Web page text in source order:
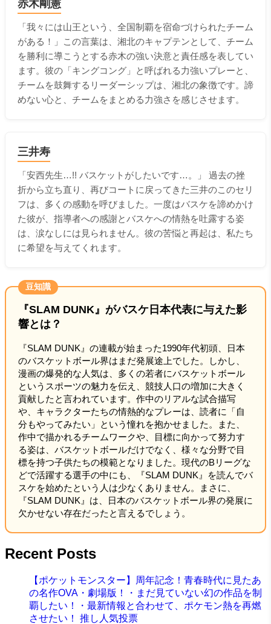
赤木剛憲
「我々には山王という、全国制覇を宿命づけられたチーム
がある！」この言葉は、湘北のキャプテンとして、チーム
を勝利に導こうとする赤木の強い決意と責任感を表してい
ます。彼の「キングコング」と呼ばれる力強いプレーと、
チームを鼓舞するリーダーシップは、湘北の象徴です。諦
めない心と、チームをまとめる力強さを感じさせます。
三井寿
「安西先生…!! バスケットがしたいです…。」 過去の挫
折から立ち直り、再びコートに戻ってきた三井のこのセリ
フは、多くの感動を呼びました。一度はバスケを諦めかけ
た彼が、指導者への感謝とバスケへの情熱を吐露する姿
は、涙なしには見られません。彼の苦悩と再起は、私たち
に希望を与えてくれます。
豆知識
『SLAM DUNK』がバスケ日本代表に与えた影
響とは？
『SLAM DUNK』の連載が始まった1990年代初頭、日本
のバスケットボール界はまだ発展途上でした。しかし、
漫画の爆発的な人気は、多くの若者にバスケットボール
というスポーツの魅力を伝え、競技人口の増加に大きく
貢献したと言われています。作中のリアルな試合描写
や、キャラクターたちの情熱的なプレーは、読者に「自
分もやってみたい」という憧れを抱かせました。また、
作中で描かれるチームワークや、目標に向かって努力す
る姿は、バスケットボールだけでなく、様々な分野で目
標を持つ子供たちの模範となりました。現代のBリーグな
どで活躍する選手の中にも、『SLAM DUNK』を読んでバ
スケを始めたという人は少なくありません。まさに、
『SLAM DUNK』は、日本のバスケットボール界の発展に
欠かせない存在だったと言えるでしょう。
Recent Posts
【ポケットモンスター】周年記念！青春時代に見たあ
の名作OVA・劇場版！・まだ見ていない幻の作品を制
覇したい！・最新情報と合わせて、ポケモン熱を再燃
させたい！ 推し人気投票